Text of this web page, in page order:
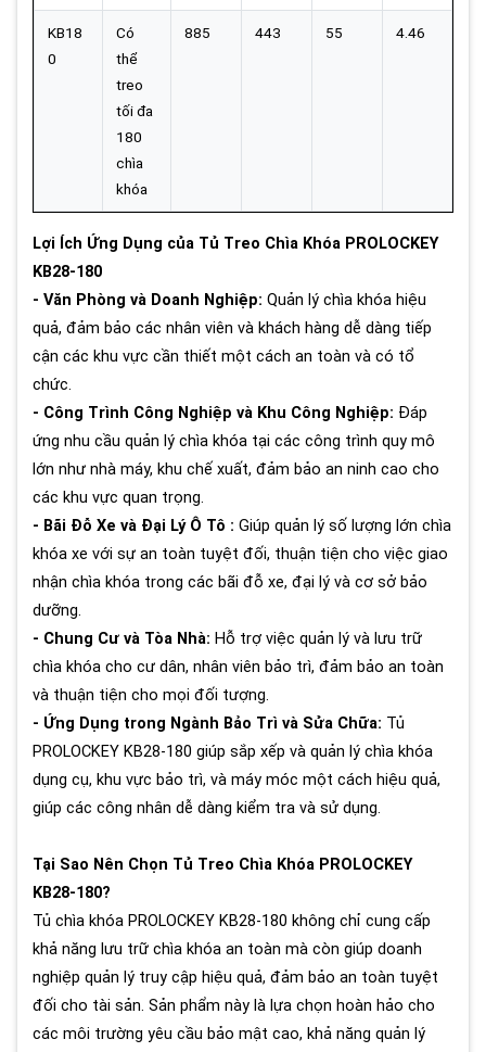
KB18
0
Có
thể
treo
tối đa
180
chìa
khóa
885 443 55 4.46
Lợi Ích Ứng Dụng của Tủ Treo Chìa Khóa PROLOCKEY
KB28-180
- Văn Phòng và Doanh Nghiệp: Quản lý chìa khóa hiệu
quả, đảm bảo các nhân viên và khách hàng dễ dàng tiếp
cận các khu vực cần thiết một cách an toàn và có tổ
chức.
- Công Trình Công Nghiệp và Khu Công Nghiệp: Đáp
ứng nhu cầu quản lý chìa khóa tại các công trình quy mô
lớn như nhà máy, khu chế xuất, đảm bảo an ninh cao cho
các khu vực quan trọng.
- Bãi Đỗ Xe và Đại Lý Ô Tô : Giúp quản lý số lượng lớn chìa
khóa xe với sự an toàn tuyệt đối, thuận tiện cho việc giao
nhận chìa khóa trong các bãi đỗ xe, đại lý và cơ sở bảo
dưỡng.
- Chung Cư và Tòa Nhà: Hỗ trợ việc quản lý và lưu trữ
chìa khóa cho cư dân, nhân viên bảo trì, đảm bảo an toàn
và thuận tiện cho mọi đối tượng.
- Ứng Dụng trong Ngành Bảo Trì và Sửa Chữa: Tủ
PROLOCKEY KB28-180 giúp sắp xếp và quản lý chìa khóa
dụng cụ, khu vực bảo trì, và máy móc một cách hiệu quả,
giúp các công nhân dễ dàng kiểm tra và sử dụng.
Tại Sao Nên Chọn Tủ Treo Chìa Khóa PROLOCKEY
KB28-180?
Tủ chìa khóa PROLOCKEY KB28-180 không chỉ cung cấp
khả năng lưu trữ chìa khóa an toàn mà còn giúp doanh
nghiệp quản lý truy cập hiệu quả, đảm bảo an toàn tuyệt
đối cho tài sản. Sản phẩm này là lựa chọn hoàn hảo cho
các môi trường yêu cầu bảo mật cao, khả năng quản lý